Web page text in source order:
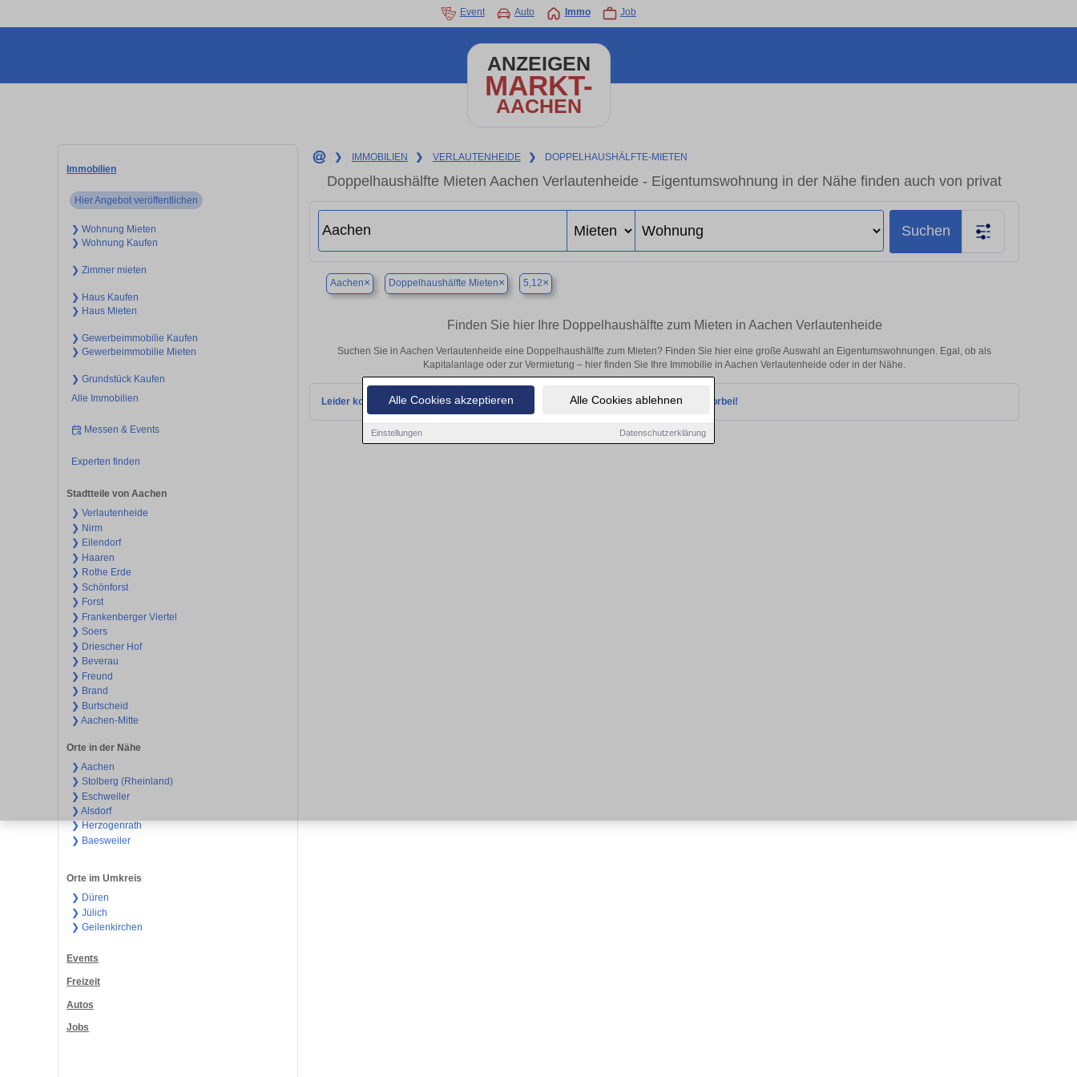
Alle Cookies akzeptieren Alle Cookies ablehnen
Einstellungen Datenschutzerklärung
Event Auto Immo Job
ANZEIGEN
MARKT-
AACHEN
Immobilien
Hier Angebot veröffentlichen
❯ Wohnung Mieten
❯ Wohnung Kaufen
❯ Zimmer mieten
❯ Haus Kaufen
❯ Haus Mieten
❯ Gewerbeimmobilie Kaufen
❯ Gewerbeimmobilie Mieten
❯ Grundstück Kaufen
Alle Immobilien
Messen & Events
Experten finden
Stadtteile von Aachen
❯ Verlautenheide
❯ Nirm
❯ Eilendorf
❯ Haaren
❯ Rothe Erde
❯ Schönforst
❯ Forst
❯ Frankenberger Viertel
❯ Soers
❯ Driescher Hof
❯ Beverau
❯ Freund
❯ Brand
❯ Burtscheid
❯ Aachen-Mitte
Orte in der Nähe
❯ Aachen
❯ Stolberg (Rheinland)
❯ Eschweiler
❯ Alsdorf
❯ Herzogenrath
❯ Baesweiler
Orte im Umkreis
❯ Düren
❯ Jülich
❯ Geilenkirchen
Events
Freizeit
Autos
Jobs
❯ IMMOBILIEN ❯ VERLAUTENHEIDE ❯ DOPPELHAUSHÄLFTE-MIETEN
Doppelhaushälfte Mieten Aachen Verlautenheide - Eigentumswohnung in der Nähe finden auch von privat
Suchen
Aachen× Doppelhaushälfte Mieten× 5,12×
Finden Sie hier Ihre Doppelhaushälfte zum Mieten in Aachen Verlautenheide
Suchen Sie in Aachen Verlautenheide eine Doppelhaushälfte zum Mieten? Finden Sie hier eine große Auswahl an Eigentumswohnungen. Egal, ob als
Kapitalanlage oder zur Vermietung – hier finden Sie Ihre Immobilie in Aachen Verlautenheide oder in der Nähe.
Leider konnten wir derzeit keine passenden Objekte finden. Schauen Sie bald wieder vorbei!